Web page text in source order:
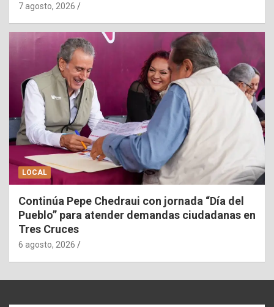
7 agosto, 2026
LOCAL
Continúa Pepe Chedraui con jornada “Día del
Pueblo” para atender demandas ciudadanas en
Tres Cruces
6 agosto, 2026